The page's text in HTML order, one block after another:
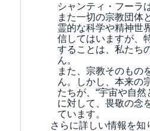
シャンティ・フーラ
また一切の宗教団体
霊的な科学や精神世
信してはいますが、
することは、私たち
ん。
また、宗教そのもの
ん。しかし、本来の
たちが、“宇宙や自
に対して、畏敬の念
ています。
さらに詳しい情報を知